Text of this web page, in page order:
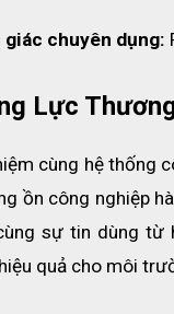
của nút tai
ổn định NRR
ồn công nghiệp,
chuyên dụng:
Lực
cùng hệ thống
ồn công nghiệp
sự tin dùng từ
quả cho môi